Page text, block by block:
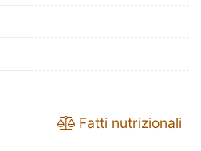
Fatti nutrizionali